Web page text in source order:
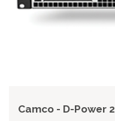
Camco - D-Power 2